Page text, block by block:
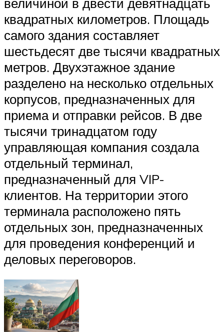
квадратных километров. Площадь
самого здания составляет
шестьдесят две тысячи квадратных
метров. Двухэтажное здание
разделено на несколько отдельных
корпусов, предназначенных для
приема и отправки рейсов. В две
тысячи тринадцатом году
управляющая компания создала
отдельный терминал,
предназначенный для VIP-
клиентов. На территории этого
терминала расположено пять
отдельных зон, предназначенных
для проведения конференций и
деловых переговоров.